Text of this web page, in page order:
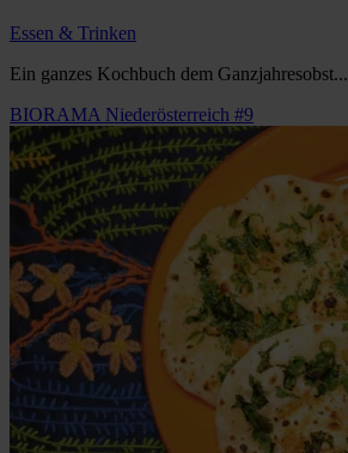
Essen & Trinken
Ein ganzes Kochbuch dem Ganzjahresobst...
BIORAMA Niederösterreich #9